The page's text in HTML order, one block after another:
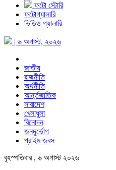
ফটো স্টোরি
ফটোগ্যালারি
ভিডিও গ্যালারি
| ৬ অগাস্ট, ২০২৬
জাতীয়
রাজনীতি
অর্থনীতি
আর্ন্তজাতিক
সারাদেশ
খেলাধুলা
বিনোদন
জনদূর্ভোগ
প্রাইম জবস
বৃহস্পতিবার , ৬ অগাস্ট ২০২৬